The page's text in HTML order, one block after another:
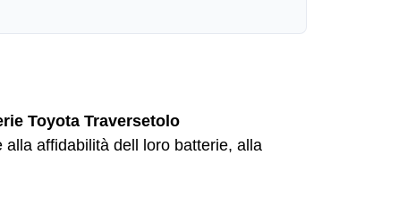
affidabilità dell loro batterie, alla